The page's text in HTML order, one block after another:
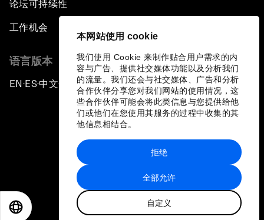
本网站使用 cookie
我们使用 Cookie 来制作贴合用户需求的内
容与广告、提供社交媒体功能以及分析我们
的流量。我们还会与社交媒体、广告和分析
合作伙伴分享您对我们网站的使用情况，这
些合作伙伴可能会将此类信息与您提供给他
们或他们在您使用其服务的过程中收集的其
他信息相结合。
全部允许
自定义
拒绝
论坛可持续性
工作机会
语言版本
EN ▪ES▪中文▪ 日本語
站点地图
世界经济论坛